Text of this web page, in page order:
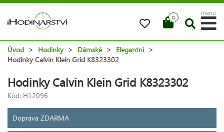
0
menu
Úvod > Hodinky > Dámské > Elegantní >
Hodinky Calvin Klein Grid K8323302
Hodinky Calvin Klein Grid K8323302
Kód: H12096
Doprava ZDARMA